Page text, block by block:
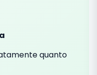
quanto